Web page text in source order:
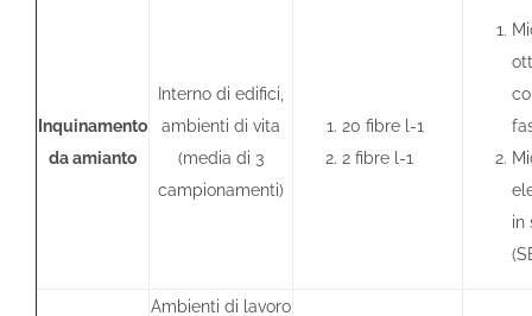
Inquinamento
da amianto
Interno di edifici,
ambienti di vita
(media di 3
campionamenti)
20 fibre l-1
2 fibre l-1
in
Ambienti di lavoro